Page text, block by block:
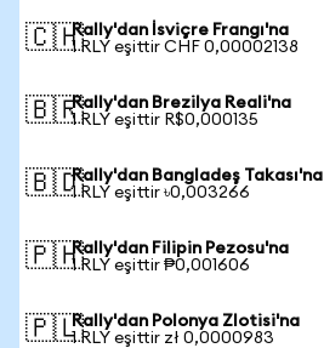
🇨🇭Rally'dan İsviçre Frangı'na
1 RLY eşittir CHF 0,00002138
🇧🇷Rally'dan Brezilya Reali'na
1 RLY eşittir R$0,000135
🇧🇩Rally'dan Bangladeş Takası'na
1 RLY eşittir ৳0,003266
🇵🇭Rally'dan Filipin Pezosu'na
1 RLY eşittir ₱0,001606
🇵🇱Rally'dan Polonya Zlotisi'na
1 RLY eşittir zł 0,0000983